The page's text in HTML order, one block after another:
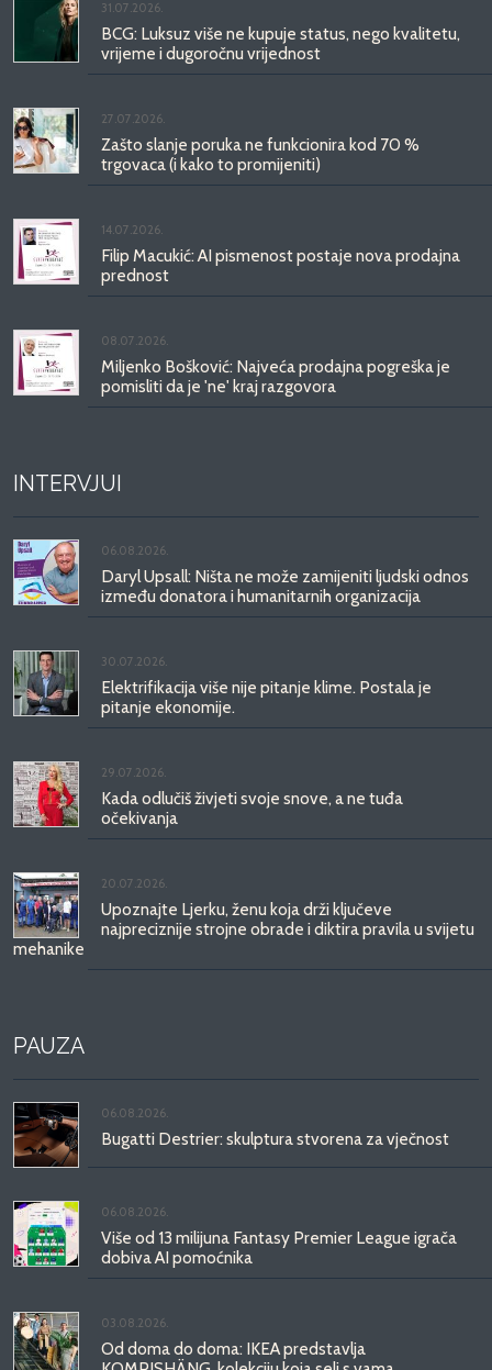
31.07.2026.
BCG: Luksuz više ne kupuje status, nego kvalitetu,
vrijeme i dugoročnu vrijednost
27.07.2026.
Zašto slanje poruka ne funkcionira kod 70 %
trgovaca (i kako to promijeniti)
14.07.2026.
Filip Macukić: AI pismenost postaje nova prodajna
prednost
08.07.2026.
Miljenko Bošković: Najveća prodajna pogreška je
pomisliti da je 'ne' kraj razgovora
INTERVJUI
06.08.2026.
Daryl Upsall: Ništa ne može zamijeniti ljudski odnos
između donatora i humanitarnih organizacija
30.07.2026.
Elektrifikacija više nije pitanje klime. Postala je
pitanje ekonomije.
29.07.2026.
Kada odlučiš živjeti svoje snove, a ne tuđa
očekivanja
20.07.2026.
Upoznajte Ljerku, ženu koja drži ključeve
najpreciznije strojne obrade i diktira pravila u svijetu
mehanike
PAUZA
06.08.2026.
Bugatti Destrier: skulptura stvorena za vječnost
06.08.2026.
Više od 13 milijuna Fantasy Premier League igrača
dobiva AI pomoćnika
03.08.2026.
Od doma do doma: IKEA predstavlja